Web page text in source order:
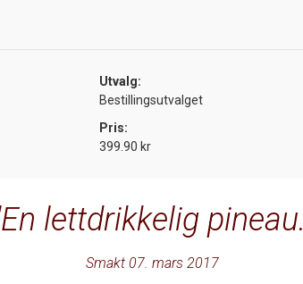
Utvalg:
Bestillingsutvalget
Pris:
399.90 kr
En lettdrikkelig pineau.
Smakt 07. mars 2017